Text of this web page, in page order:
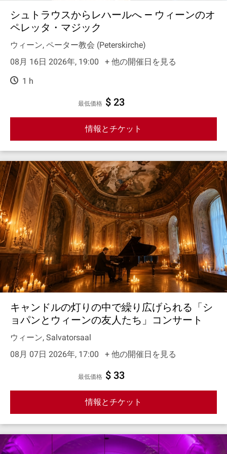
シュトラウスからレハールへ — ウィーンのオ
ペレッタ・マジック
ウィーン, ペーター教会 (Peterskirche)
08月 16日 2026年, 19:00
+ 他の開催日を見る
1 h
最低価格 $ 23
情報とチケット
キャンドルの灯りの中で繰り広げられる「シ
ョパンとウィーンの友人たち」コンサート
ウィーン, Salvatorsaal
08月 07日 2026年, 17:00
+ 他の開催日を見る
最低価格 $ 33
情報とチケット